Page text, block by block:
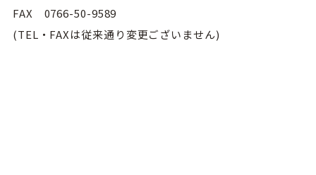
FAX 0766-50-9589
(TEL・FAXは従来通り変更ございません)